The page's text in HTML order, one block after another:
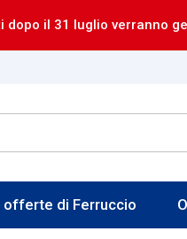
il 31 luglio verranno
offerte di Ferruccio